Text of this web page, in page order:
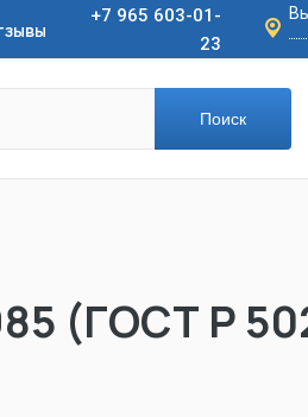
+7 965 603-01-
23
(ГОСТ Р